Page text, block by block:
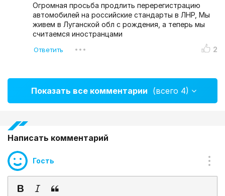
Огромная просьба продлить перерегистрацию
автомобилей на российские стандарты в ЛНР, Мы
живем в Луганской обл с рождения, а теперь мы
считаемся иностранцами
2
Показать все комментарии (всего 4)
Написать комментарий
Гость